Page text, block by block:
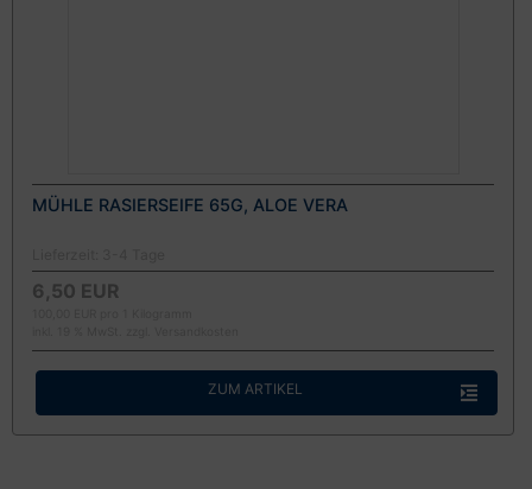
MÜHLE RASIERSEIFE 65G, ALOE VERA
6,50 EUR
ZUM ARTIKEL